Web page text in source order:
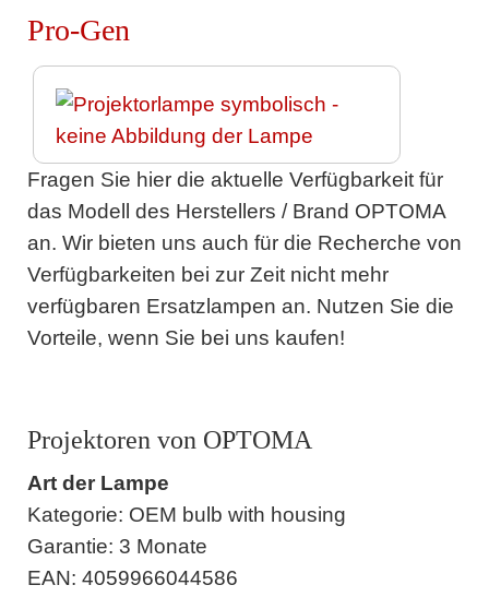
Pro-Gen
Fragen Sie hier die aktuelle Verfügbarkeit für
das Modell des Herstellers / Brand OPTOMA
an. Wir bieten uns auch für die Recherche von
Verfügbarkeiten bei zur Zeit nicht mehr
verfügbaren Ersatzlampen an. Nutzen Sie die
Vorteile, wenn Sie bei uns kaufen!
Projektoren von OPTOMA
Art der Lampe
Kategorie: OEM bulb with housing
Garantie: 3 Monate
EAN: 4059966044586